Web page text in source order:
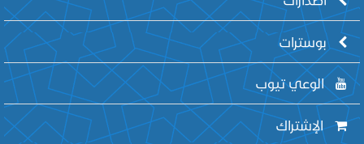
بوسترات
الوعي تيوب
الإشتراك